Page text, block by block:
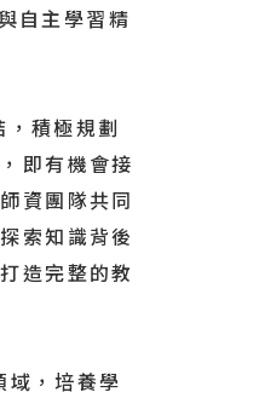
自主學習精
積極規劃
即有機會接
資團隊共同
索知識背後
造完整的教
，培養學